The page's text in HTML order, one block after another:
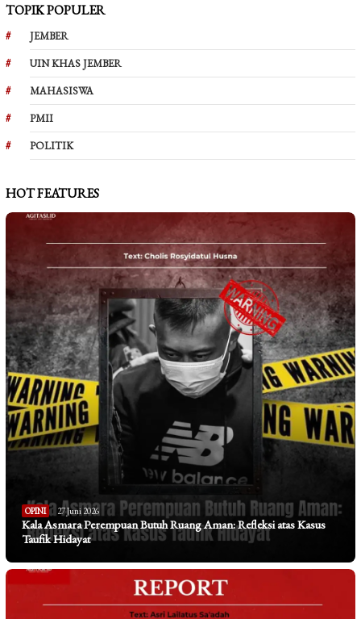
TOPIK POPULER
JEMBER
UIN KHAS JEMBER
MAHASISWA
PMII
POLITIK
HOT FEATURES
OPINI 27 Juni 2026
Kala Asmara Perempuan Butuh Ruang Aman: Refleksi atas Kasus
Taufik Hidayat